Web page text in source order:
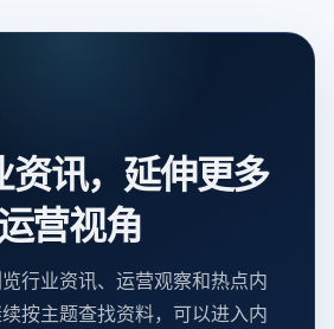
资讯，延伸更多
营视角
行业资讯、运营观察和热点内
按主题查找资料，可以进入内